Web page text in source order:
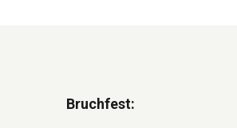
Bruchfest: